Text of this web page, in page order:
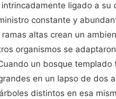
ligado a su
constante y
altas crean un
organismos se
un bosque
en un lapso de dos
distintos en esa